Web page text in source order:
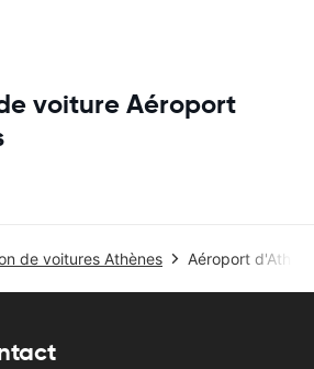
voiture Aéroport
de voitures Athènes Aéroport